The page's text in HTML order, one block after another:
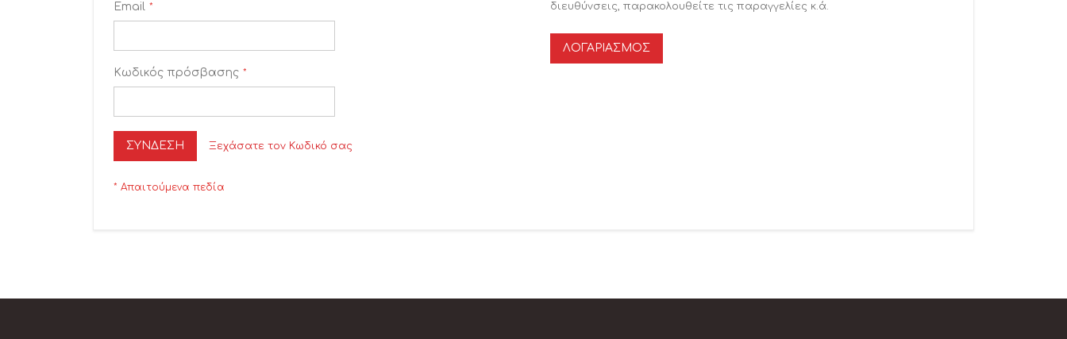
Email
Κωδικός πρόσβασης
ΣΎΝΔΕΣΗ Ξεχάσατε τον Κωδικό σας
διευθύνσεις, παρακολουθείτε τις παραγγελίες κ.ά.
ΛΟΓΑΡΙΑΣΜΌΣ